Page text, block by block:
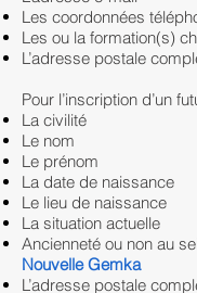
Les coordonnées
Les ou la formation(s)
L’adresse postale
Pour l’inscription d’un
La civilité
Le nom
Le prénom
La date de naissance
Le lieu de naissance
La situation actuelle
Ancienneté ou non au
Nouvelle Gemka
L’adresse postale